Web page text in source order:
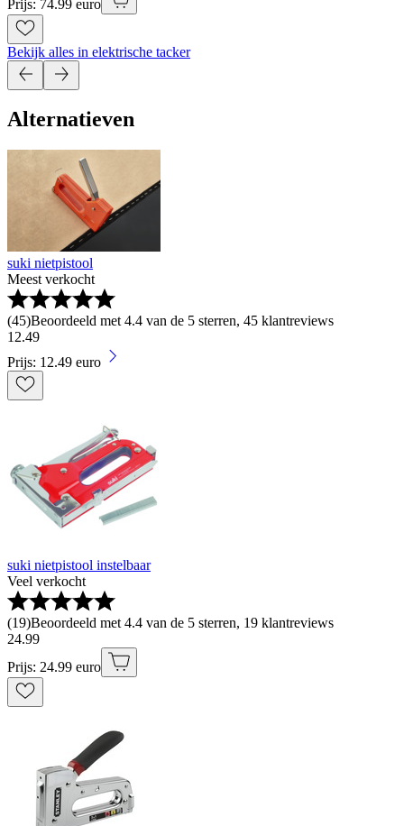
Prijs: 74.99 euro
Bekijk alles in elektrische tacker
Alternatieven
suki nietpistool
Meest verkocht
(45)Beoordeeld met 4.4 van de 5 sterren, 45 klantreviews
12.49
Prijs: 12.49 euro
suki nietpistool instelbaar
Veel verkocht
(19)Beoordeeld met 4.4 van de 5 sterren, 19 klantreviews
24.99
Prijs: 24.99 euro